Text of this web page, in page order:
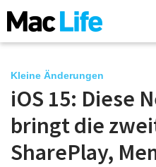
News
iPhone
Kleine Änderungen
iOS 15: Diese
bringt die
SharePlay,